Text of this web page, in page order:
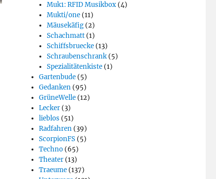
Muk1: RFID Musikbox (4)
Mukti/one (11)
Mäusekäfig (2)
Schachmatt (1)
Schiffsbruecke (13)
Schraubenschrank (5)
Spezialitätenkiste (1)
Gartenbude (5)
Gedanken (95)
GrüneWelle (12)
Lecker (3)
lieblos (51)
Radfahren (39)
ScorpionFS (5)
Techno (65)
Theater (13)
Traeume (137)